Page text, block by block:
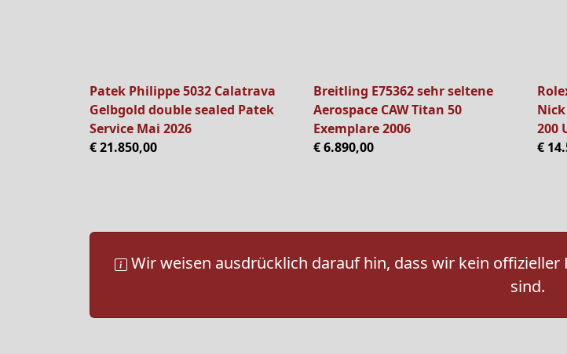
Patek Philippe 5032 Calatrava
Gelbgold double sealed Patek
Service Mai 2026
€ 21.850,00
Breitling E75362 sehr seltene
Aerospace CAW Titan 50
Exemplare 2006
€ 6.890,00
200
€
Wir weisen ausdrücklich darauf hin, dass wir kein
sind.